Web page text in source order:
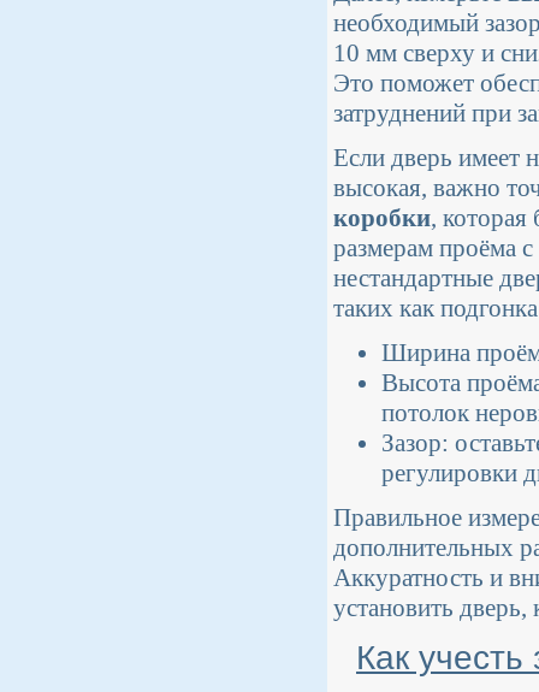
необходимый
10 мм сверху и
Это поможет
затруднений при
Если дверь имеет
высокая, важно
коробки, которая
размерам проёма
нестандартные
таких как
Ширина
Высота
потолок
Зазор:
регулировки
Правильное
дополнительных
Аккуратность и
установить дверь,
Как